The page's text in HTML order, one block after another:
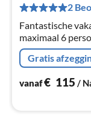
2
Fantastische
maximaal 6
noordoosten van
bevindt zich op
Gratis
vanaf€ 115 /